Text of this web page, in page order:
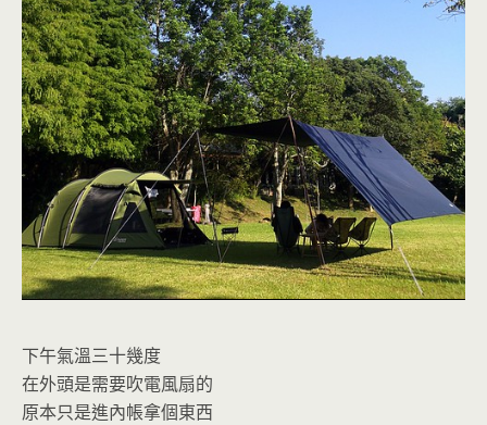
下午氣溫三十幾度
在外頭是需要吹電風扇的
原本只是進內帳拿個東西